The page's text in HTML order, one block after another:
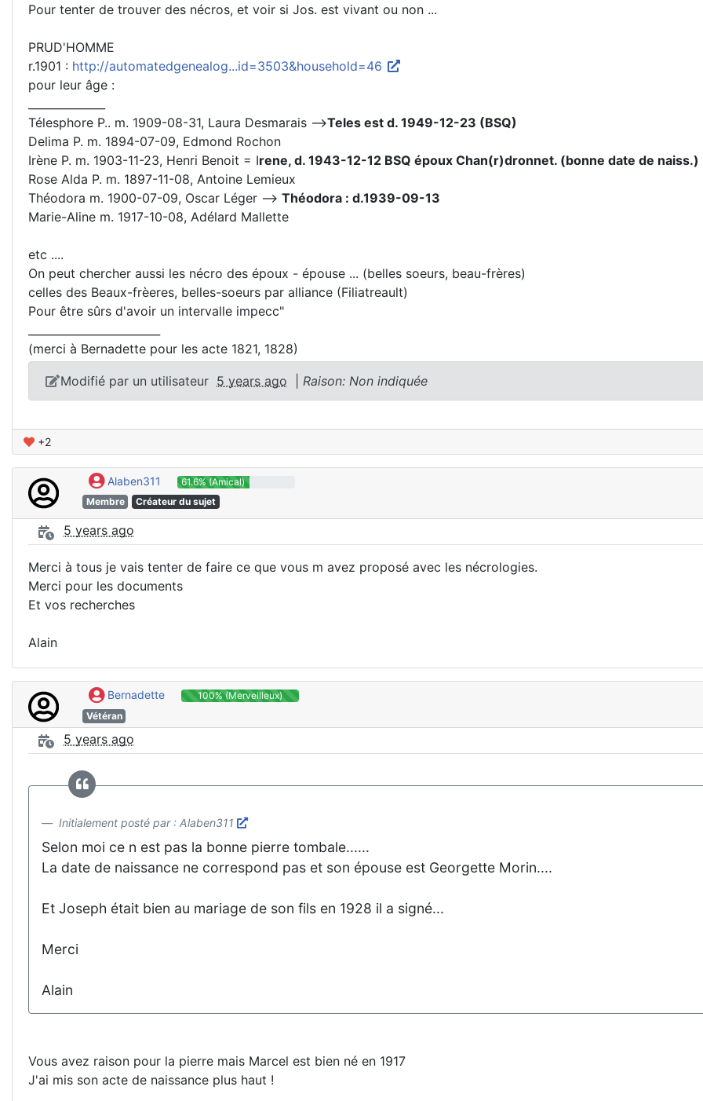
Pour tenter de trouver des nécros, et voir si Jos. est vivant ou non ...
PRUD'HOMME
r.1901 : http://automatedgenealog...id=3503&household=46
pour leur âge :
Télesphore P.. m. 1909-08-31, Laura Desmarais -->Teles est d. 1949-12-23 (BSQ)
Delima P. m. 1894-07-09, Edmond Rochon
Irène P. m. 1903-11-23, Henri Benoit = Irene, d. 1943-12-12 BSQ époux Chan(r)dronnet. (bonne date de naiss.)
Rose Alda P. m. 1897-11-08, Antoine Lemieux
Théodora m. 1900-07-09, Oscar Léger --> Théodora : d.1939-09-13
Marie-Aline m. 1917-10-08, Adélard Mallette
etc ....
On peut chercher aussi les nécro des époux - épouse ... (belles soeurs, beau-frères)
celles des Beaux-frèeres, belles-soeurs par alliance (Filiatreault)
Pour être sûrs d'avoir un intervalle impecc"
(merci à Bernadette pour les acte 1821, 1828)
Modifié par un utilisateur 5 years ago Raison: Non indiquée
+2
Alaben311
61.6% (Amical)
Membre
Créateur du sujet
5 years ago
Merci à tous je vais tenter de faire ce que vous m avez proposé avec les nécrologies.
Merci pour les documents
Et vos recherches
Alain
Bernadette
100% (Merveilleux)
Vétéran
5 years ago
Initialement posté par : Alaben311
Selon moi ce n est pas la bonne pierre tombale......
La date de naissance ne correspond pas et son épouse est Georgette Morin....
Et Joseph était bien au mariage de son fils en 1928 il a signé...
Merci
Alain
Vous avez raison pour la pierre mais Marcel est bien né en 1917
J'ai mis son acte de naissance plus haut !